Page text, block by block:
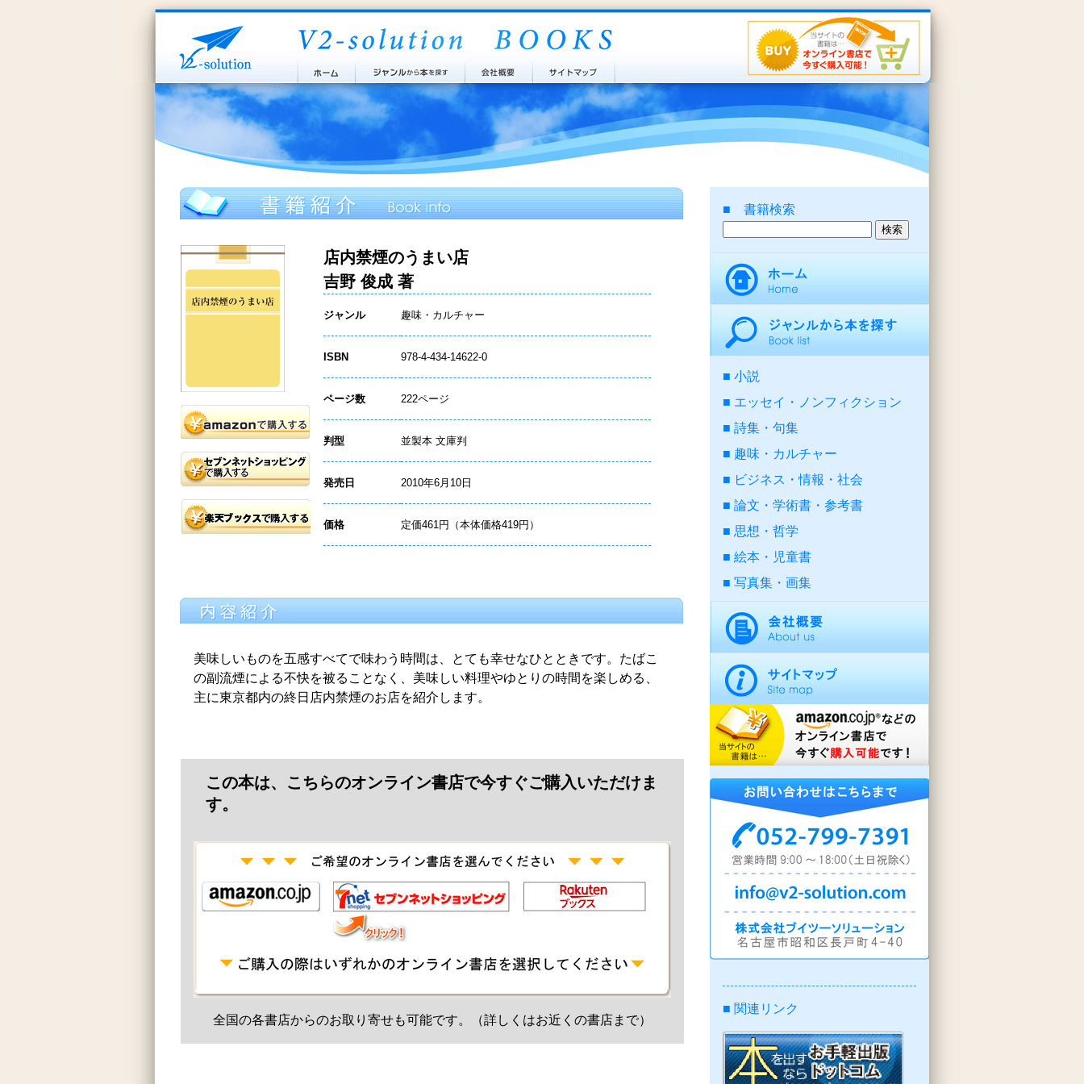
店内禁煙のうまい店
吉野 俊成 著
ジャンル 趣味・カルチャー
ISBN 978-4-434-14622-0
ページ数 222ページ
判型 並製本 文庫判
発売日 2010年6月10日
価格 定価461円（本体価格419円）
美味しいものを五感すべてで味わう時間は、とても幸せなひとときです。たばこ
の副流煙による不快を被ることなく、美味しい料理やゆとりの時間を楽しめる、
主に東京都内の終日店内禁煙のお店を紹介します。
この本は、こちらのオンライン書店で今すぐご購入いただけま
す。
全国の各書店からのお取り寄せも可能です。（詳しくはお近くの書店まで）
■ 書籍検索
小説
エッセイ・ノンフィクション
詩集・句集
趣味・カルチャー
ビジネス・情報・社会
論文・学術書・参考書
思想・哲学
絵本・児童書
写真集・画集
■ 関連リンク